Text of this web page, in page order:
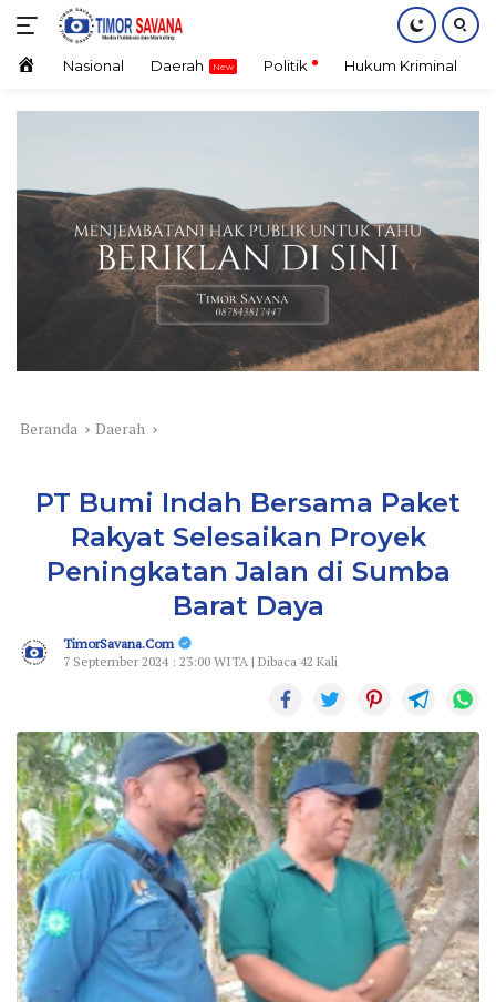
Langsung
konten HomeNasional Daerah Politik Hukum Kriminal
Beranda Daerah
PT Bumi Indah Bersama Paket
Rakyat Selesaikan Proyek
Peningkatan Jalan di Sumba
Barat Daya
TimorSavana.Com
7 September 2024 : 23:00 WITA | Dibaca 42 Kali